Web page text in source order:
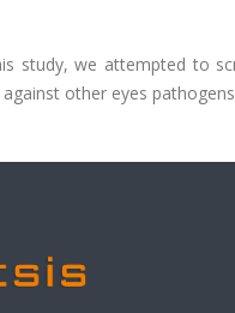
study, we attempted to
other eyes